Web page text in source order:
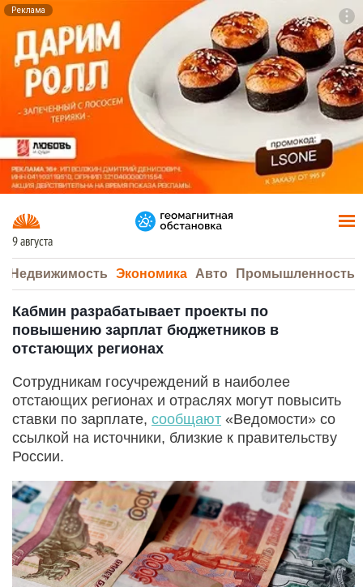
Реклама
9 августа
Недвижимость Экономика Авто Промышленность
Кабмин разрабатывает проекты по
повышению зарплат бюджетников в
отстающих регионах
Сотрудникам госучреждений в наиболее
отстающих регионах и отраслях могут повысить
ставки по зарплате, сообщают «Ведомости» со
ссылкой на источники, близкие к правительству
России.